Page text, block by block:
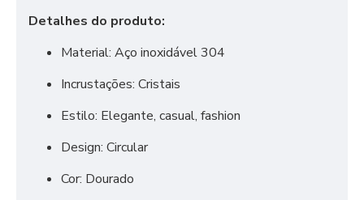
Detalhes do produto:
Material: Aço inoxidável 304
Incrustações: Cristais
Estilo: Elegante, casual, fashion
Design: Circular
Cor: Dourado